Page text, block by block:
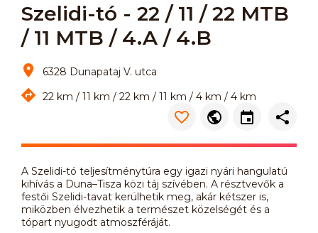
Szelidi-tó - 22 / 11 / 22 MTB
/ 11 MTB / 4.A / 4.B
6328 Dunapataj V. utca
22 km / 11 km / 22 km / 11 km / 4 km / 4 km
A Szelidi-tó teljesítménytúra egy igazi nyári hangulatú
kihívás a Duna–Tisza közi táj szívében. A résztvevők a
festői Szelidi-tavat kerülhetik meg, akár kétszer is,
miközben élvezhetik a természet közelségét és a
tópart nyugodt atmoszféráját.